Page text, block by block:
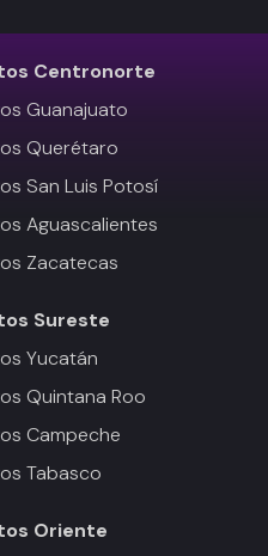
Centronorte
Guanajuato
Querétaro
San Luis Potosí
Aguascalientes
Zacatecas
Sureste
Yucatán
Quintana Roo
Campeche
Tabasco
Oriente